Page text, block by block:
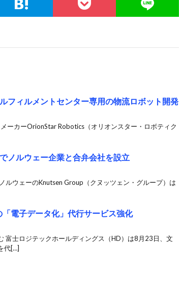
ィルメントセンター専用の物流ロボット開発
ーカーOrionStar Robotics（オリオンスター・ロボティク
ノルウェー企業と合弁会社を設立
ルウェーのKnutsen Group（クヌッツェン・グループ）は
電子データ化」代行サービス強化
富士ロジテックホールディングス（HD）は8月23日、文
代[…]